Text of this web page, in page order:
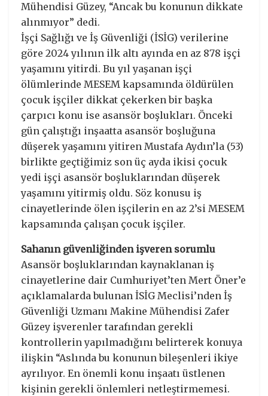
Mühendisi Güzey, “Ancak bu konunun dikkate
alınmıyor” dedi.
İşçi Sağlığı ve İş Güvenliği (İSİG) verilerine
göre 2024 yılının ilk altı ayında en az 878 işçi
yaşamını yitirdi. Bu yıl yaşanan işçi
ölümlerinde MESEM kapsamında öldürülen
çocuk işçiler dikkat çekerken bir başka
çarpıcı konu ise asansör boşlukları. Önceki
gün çalıştığı inşaatta asansör boşluğuna
düşerek yaşamını yitiren Mustafa Aydın’la (53)
birlikte geçtiğimiz son üç ayda ikisi çocuk
yedi işçi asansör boşluklarından düşerek
yaşamını yitirmiş oldu. Söz konusu iş
cinayetlerinde ölen işçilerin en az 2’si MESEM
kapsamında çalışan çocuk işçiler.
Sahanın güvenliğinden işveren sorumlu
Asansör boşluklarından kaynaklanan iş
cinayetlerine dair Cumhuriyet’ten Mert Öner’e
açıklamalarda bulunan İSİG Meclisi’nden İş
Güvenliği Uzmanı Makine Mühendisi Zafer
Güzey işverenler tarafından gerekli
kontrollerin yapılmadığını belirterek konuya
ilişkin “Aslında bu konunun bileşenleri ikiye
ayrılıyor. En önemli konu inşaatı üstlenen
kişinin gerekli önlemleri netleştirmemesi.